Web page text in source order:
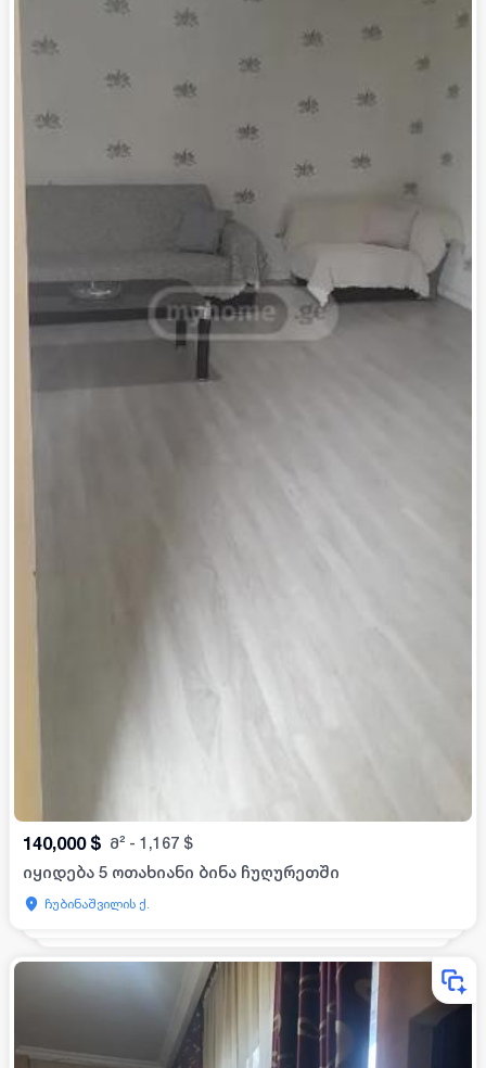
140,000 $ მ² - 1,167 $
იყიდება 5 ოთახიანი ბინა ჩუღურეთში
ჩუბინაშვილის ქ.